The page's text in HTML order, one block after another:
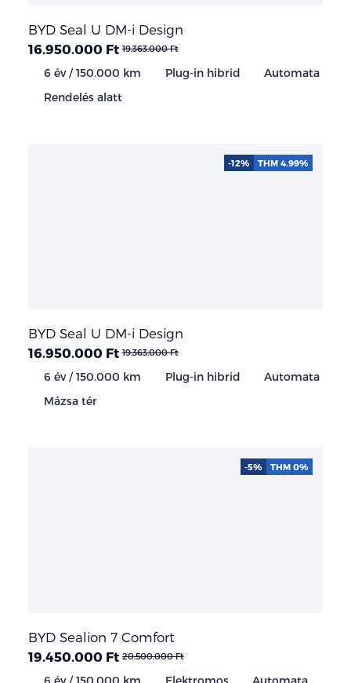
BYD Seal U DM-i Design
16.950.000 Ft 19.363.000 Ft
6 év / 150.000 km Plug-in hibrid
Automata
Rendelés alatt
BYD Seal U DM-i Design
16.950.000 Ft 19.363.000 Ft
6 év / 150.000 km Plug-in hibrid
Automata
Mázsa tér
-12% THM 4.99%
BYD Sealion 7 Comfort
19.450.000 Ft 20.500.000 Ft
6 év / 150.000 km Elektromos Automata
-5% THM 0%